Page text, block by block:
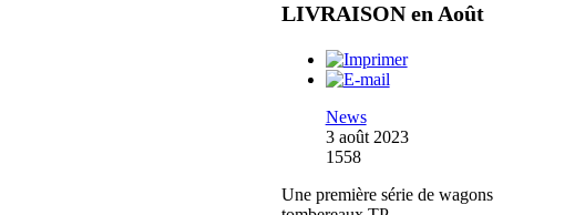
LIVRAISON en Août
News
3 août 2023
1558
Une première série de wagons